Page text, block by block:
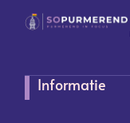
Informatie